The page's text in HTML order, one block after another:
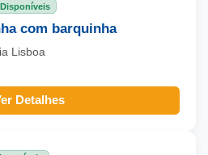
com barquinha
Lisboa
Detalhes